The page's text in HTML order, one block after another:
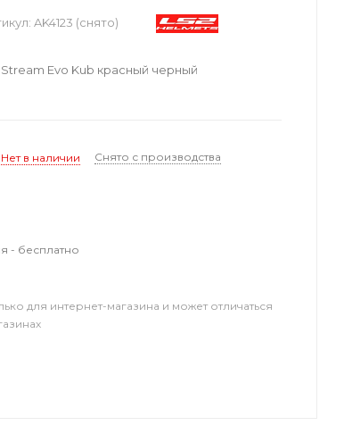
AK4123 (снято)
Evo Kub красный черный
Нет в наличии Снято с производства
- бесплатно
для интернет-магазина и может отличаться